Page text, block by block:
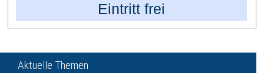
Eintritt frei
Aktuelle Themen